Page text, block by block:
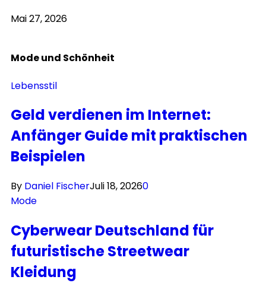
Mai 27, 2026
Mode und Schönheit
Lebensstil
Geld verdienen im Internet:
Anfänger Guide mit praktischen
Beispielen
By Daniel FischerJuli 18, 20260
Mode
Cyberwear Deutschland für
futuristische Streetwear
Kleidung